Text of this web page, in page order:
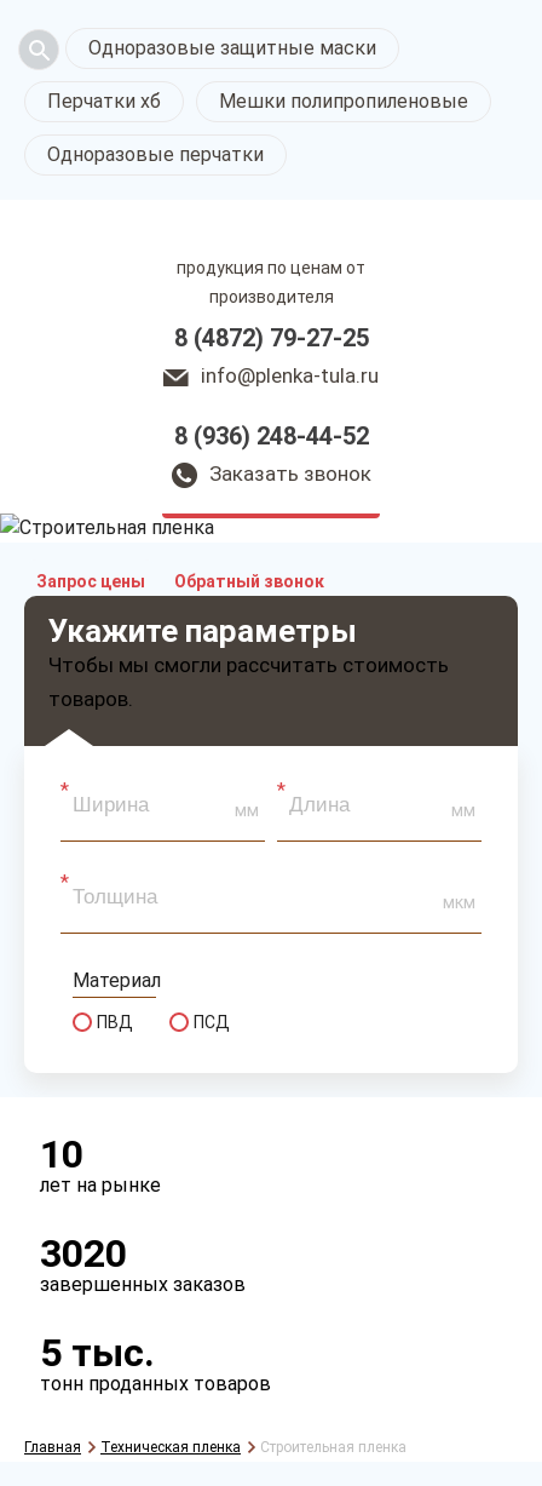
Одноразовые защитные маски
Перчатки хб Мешки полипропиленовые
Одноразовые перчатки
продукция по ценам от
производителя
8 (4872) 79-27-25
info@plenka-tula.ru
8 (936) 248-44-52
Заказать звонок
Строительная
пленка в Туле
Запрос цены Обратный звонок
Укажите параметры
Чтобы мы смогли рассчитать стоимость
товаров.
мм мм
мкм
Материал
ПВД ПСД
есть
10
лет на рынке
3020
завершенных заказов
5 тыс.
тонн проданных товаров
Главная Техническая пленка Строительная пленка